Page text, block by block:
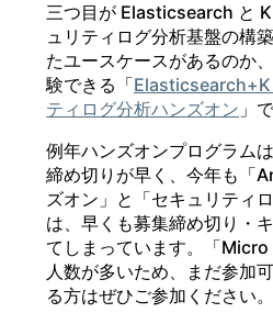
三つ目が Elasticsearch と
ュリティログ分析基盤の構
たユースケースがあるのか
験できる「
ティログ分析ハンズオン 」
例年ハンズオンプログラム
締め切りが早く、今年も「
ズオン」と「セキュリティ
は、早くも募集締め切り・
てしまっています。「
人数が多いため、まだ参加
る方はぜひご参加ください。